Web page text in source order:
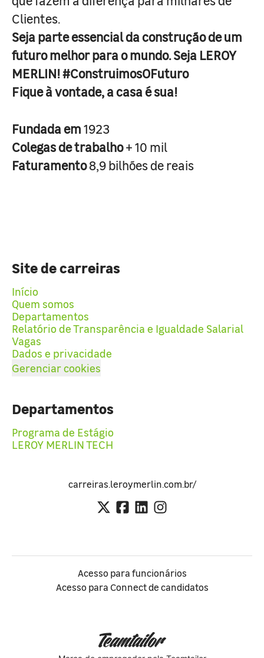
Clientes.
Seja parte essencial da construção de um
futuro melhor para o mundo. Seja LEROY
MERLIN! #ConstruimosOFuturo
Fique à vontade, a casa é sua!
Fundada em1923
Colegas de trabalho+ 10 mil
Faturamento8,9 bilhões de reais
Site de carreiras
Início
Quem somos
Departamentos
Relatório de Transparência e Igualdade Salarial
Vagas
Dados e privacidade
Gerenciar cookies
Departamentos
Programa de Estágio
LEROY MERLIN TECH
carreiras.leroymerlin.com.br/
Acesso para funcionários
Acesso para Connect de candidatos